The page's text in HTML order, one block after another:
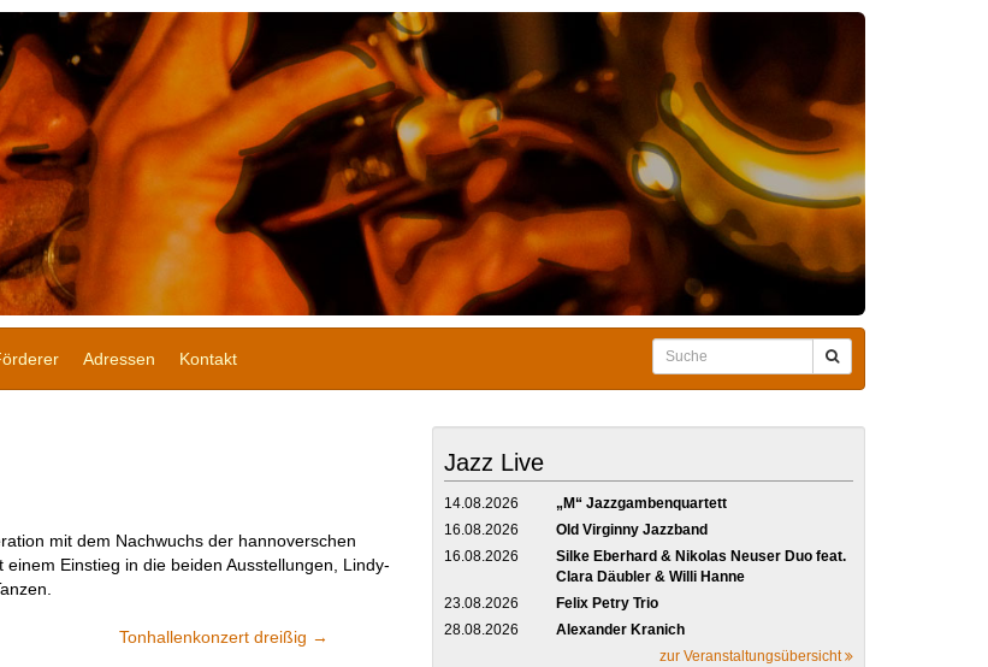
Adressen Kontakt
mit dem Nachwuchs der hannoverschen
Einstieg in die beiden Ausstellungen, Lindy-
Tonhallenkonzert dreißig →
Jazz Live
14.08.2026
„M“ Jazzgambenquartett
16.08.2026
Old Virginny Jazzband
16.08.2026
Silke Eberhard & Nikolas Neuser Duo feat.
Clara Däubler & Willi Hanne
23.08.2026
Felix Petry Trio
28.08.2026
Alexander Kranich
zur Veranstaltungsübersicht